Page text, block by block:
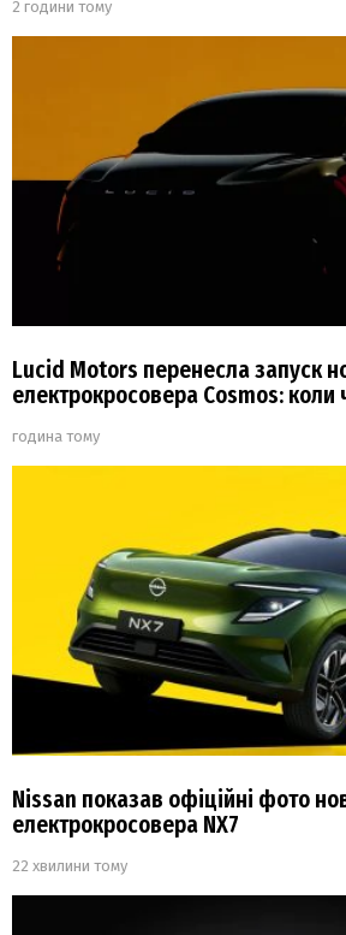
2 години тому
Lucid Motors перенесла запуск
електрокросовера Cosmos: коли
година тому
Nissan показав офіційні фото
електрокросовера NX7
22 хвилини тому